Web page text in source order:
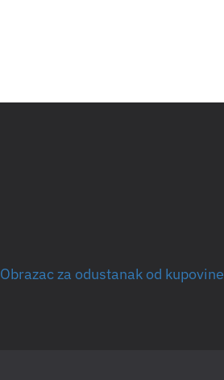
Obrazac za odustanak od kupovine